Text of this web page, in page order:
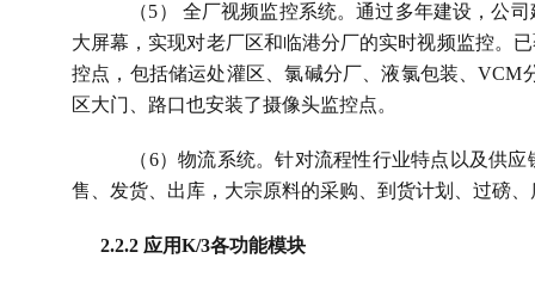
（5） 全厂视频监控系统。通过多年建设，公
大屏幕，实现对老厂区和临港分厂的实时视频监控。
控点，包括储运处灌区、氯碱分厂、液氯包装、VCM
区大门、路口也安装了摄像头监控点。
（6）物流系统。针对流程性行业特点以及供
售、发货、出库，大宗原料的采购、到货计划、过磅
2.2.2 应用K/3各功能模块